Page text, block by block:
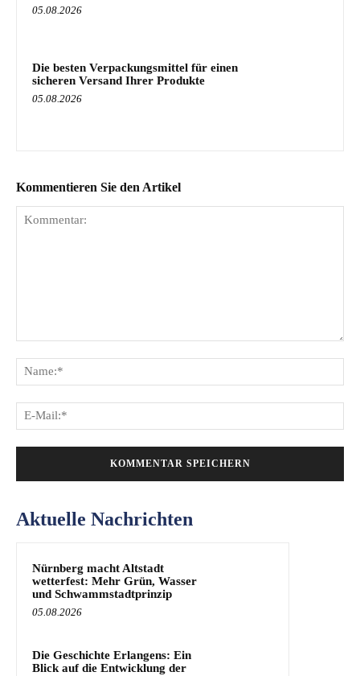
05.08.2026
Die besten Verpackungsmittel für einen
sicheren Versand Ihrer Produkte
05.08.2026
Kommentieren Sie den Artikel
Aktuelle Nachrichten
Nürnberg macht Altstadt
wetterfest: Mehr Grün, Wasser
und Schwammstadtprinzip
05.08.2026
Die Geschichte Erlangens: Ein
Blick auf die Entwicklung der